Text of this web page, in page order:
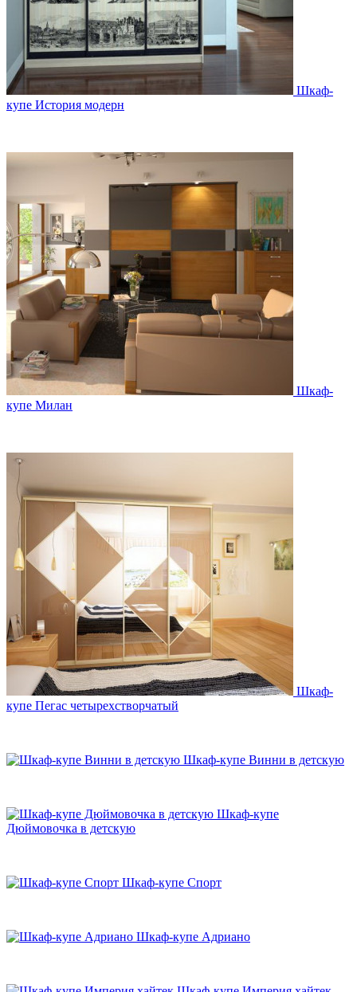
Шкаф-
купе История модерн
Шкаф-
купе Милан
Шкаф-
купе Пегас четырехстворчатый
Шкаф-купе Винни в детскую
Шкаф-купе
Дюймовочка в детскую
Шкаф-купе Спорт
Шкаф-купе Адриано